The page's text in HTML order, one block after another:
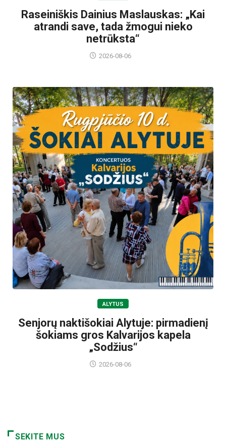
Raseiniškis Dainius Maslauskas: „Kai
atrandi save, tada žmogui nieko
netrūksta“
2026-08-06
ALYTUS
Senjorų naktišokiai Alytuje: pirmadienį
šokiams gros Kalvarijos kapela
„Sodžius“
2026-08-06
SEKITE MUS